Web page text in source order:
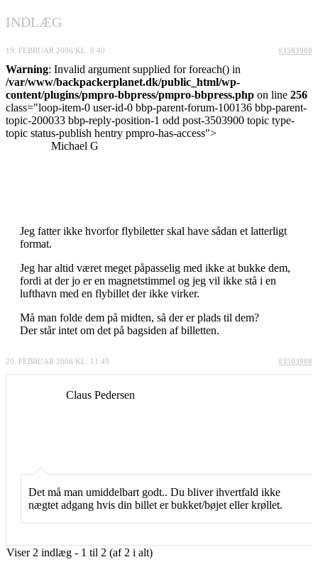
INDLÆG
19. FEBRUAR 2006 KL. 8:40 #3503900
Warning: Invalid argument supplied for foreach() in
/var/www/backpackerplanet.dk/public_html/wp-
content/plugins/pmpro-bbpress/pmpro-bbpress.php on line 256
class="loop-item-0 user-id-0 bbp-parent-forum-100136 bbp-parent-
topic-200033 bbp-reply-position-1 odd post-3503900 topic type-
topic status-publish hentry pmpro-has-access">
Michael G
Jeg fatter ikke hvorfor flybiletter skal have sådan et latterligt
format.
Jeg har altid været meget påpasselig med ikke at bukke dem,
fordi at der jo er en magnetstimmel og jeg vil ikke stå i en
lufthavn med en flybillet der ikke virker.
Må man folde dem på midten, så der er plads til dem?
Der står intet om det på bagsiden af billetten.
20. FEBRUAR 2006 KL. 11:49 #3503908
Claus Pedersen
Det må man umiddelbart godt.. Du bliver ihvertfald ikke
nægtet adgang hvis din billet er bukket/bøjet eller krøllet.
Viser 2 indlæg - 1 til 2 (af 2 i alt)